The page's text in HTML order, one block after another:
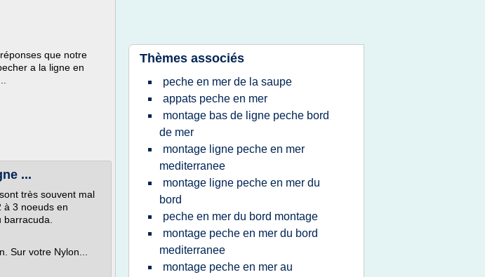
que notre
a la ligne en
...
très souvent mal
à 3 noeuds en
Sur votre Nylon...
Thèmes associés
peche en mer de la saupe
appats peche en mer
montage bas de ligne peche bord
de mer
montage ligne peche en mer
mediterranee
montage ligne peche en mer du
bord
peche en mer du bord montage
montage peche en mer du bord
mediterranee
montage peche en mer au